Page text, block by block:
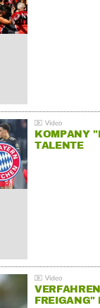
KOMPANY
TALENTE
FREIGANG"